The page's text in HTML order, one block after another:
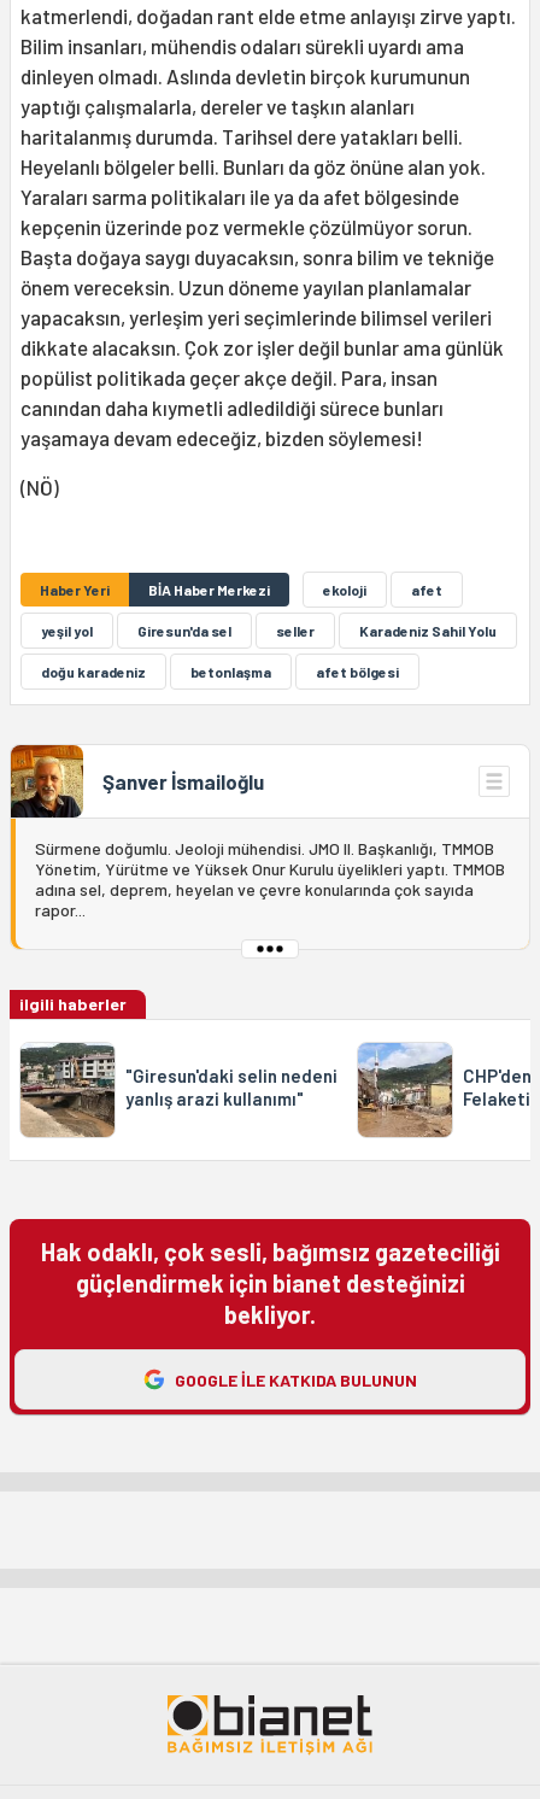
katmerlendi, doğadan rant elde etme anlayışı zirve yaptı.
Bilim insanları, mühendis odaları sürekli uyardı ama
dinleyen olmadı. Aslında devletin birçok kurumunun
yaptığı çalışmalarla, dereler ve taşkın alanları
haritalanmış durumda. Tarihsel dere yatakları belli.
Heyelanlı bölgeler belli. Bunları da göz önüne alan yok.
Yaraları sarma politikaları ile ya da afet bölgesinde
kepçenin üzerinde poz vermekle çözülmüyor sorun.
Başta doğaya saygı duyacaksın, sonra bilim ve tekniğe
önem vereceksin. Uzun döneme yayılan planlamalar
yapacaksın, yerleşim yeri seçimlerinde bilimsel verileri
dikkate alacaksın. Çok zor işler değil bunlar ama günlük
popülist politikada geçer akçe değil. Para, insan
canından daha kıymetli adledildiği sürece bunları
yaşamaya devam edeceğiz, bizden söylemesi!
(NÖ)
Haber Yeri BİA Haber Merkezi ekoloji afet
yeşil yol Giresun'da sel seller Karadeniz Sahil Yolu
doğu karadeniz betonlaşma afet bölgesi
Şanver İsmailoğlu
Sürmene doğumlu. Jeoloji mühendisi. JMO II. Başkanlığı, TMMOB
Yönetim, Yürütme ve Yüksek Onur Kurulu üyelikleri yaptı. TMMOB
adına sel, deprem, heyelan ve çevre konularında çok sayıda
rapor...
ilgili haberler
"Giresun'daki selin nedeni
yanlış arazi kullanımı"
Felaketi
Hak odaklı, çok sesli, bağımsız gazeteciliği
güçlendirmek için bianet desteğinizi
bekliyor.
GOOGLE ILE KATKIDA BULUNUN